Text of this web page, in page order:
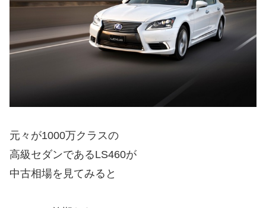
元々が1000万クラスの
高級セダンであるLS460が
中古相場を見てみると